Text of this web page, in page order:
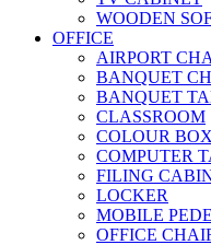
WOODEN
OFFICE
AIRPORT
BANQUET
BANQUET
CLASSROOM
COLOUR BOX
COMPUTER
FILING
LOCKER
MOBILE
OFFICE